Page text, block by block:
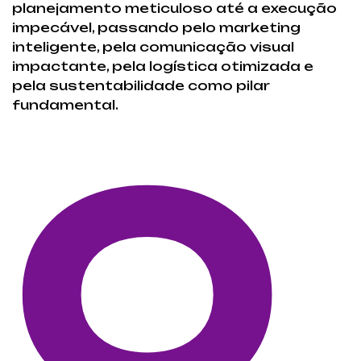
planejamento meticuloso até a execução
impecável, passando pelo marketing
inteligente, pela comunicação visual
impactante, pela logística otimizada e
pela sustentabilidade como pilar
fundamental.